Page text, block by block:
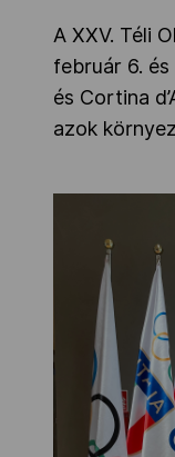
A XXV. Téli
február 6.
és Cortina
azok